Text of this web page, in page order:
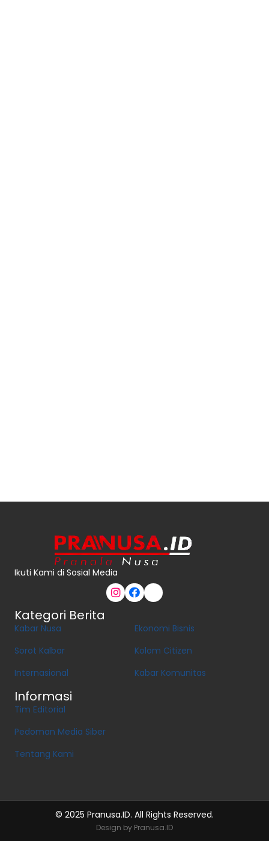
Ikuti Kami di Sosial Media
Kategori Berita
Kabar Nusa
Sorot Kalbar
Internasional
Ekonomi Bisnis
Kolom Citizen
Kabar Komunitas
Informasi
Tim Editorial
Pedoman Media Siber
Tentang Kami
© 2025 Pranusa.ID. All Rights Reserved.
Design by Pranusa.ID